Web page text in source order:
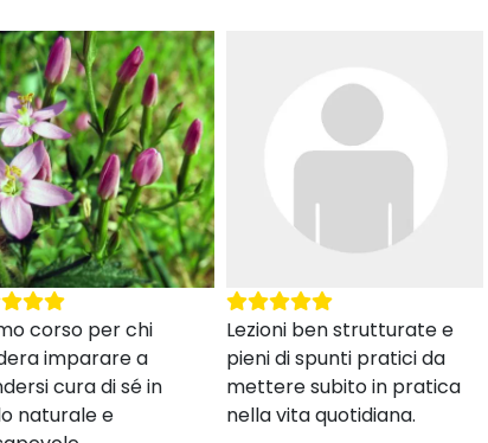
ben strutturate e
di spunti pratici da
subito in pratica
vita quotidiana.
Questo corso mi ha fornito
le basi essenziali per un
approccio olistico alla
salute, consigliatissimo.